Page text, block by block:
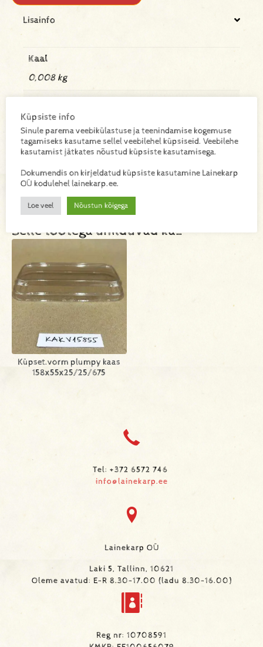
Lisainfo
Kaal
0,008 kg
158 × 55 × 52 mm
Materjal
Selle tootega ühilduvad ka…
Küpset.vorm plumpy kaas
158x55x25/25/675
Küpsiste info
Sinule parema veebikülastuse ja teenindamise kogemuse
tagamiseks kasutame sellel veebilehel küpsiseid. Veebilehe
kasutamist jätkates nõustud küpsiste kasutamisega.
Dokumendis on kirjeldatud küpsiste kasutamine Lainekarp
OÜ kodulehel lainekarp.ee.
Loe veel Nõustun kõigega
Tel: +372 6572 746
info@lainekarp.ee
Lainekarp OÜ
Laki 5, Tallinn, 10621
Oleme avatud: E-R 8.30-17.00 (ladu 8.30-16.00)
Reg nr: 10708591